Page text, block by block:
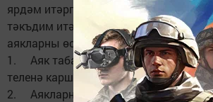
ярдәм итәргә соң? Түбәндә берничә
тәкъдим итәбез. Алар һәммәсе
аякларны өскә кү­тәргән хәлдә ясала:
1. Аяк табаннарын сәгать теле
теленә каршы юнәлештә
2. Аякларны тубыктан бөгәргә һәм